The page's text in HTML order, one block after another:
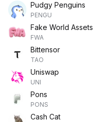
Pudgy Penguins
PENGU
Fake World Assets
FWA
Bittensor
TAO
Uniswap
UNI
Pons
PONS
Cash Cat